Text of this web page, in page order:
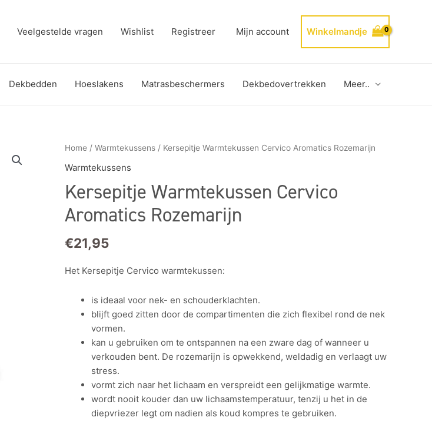
Veelgestelde vragen Wishlist Registreer Mijn account Winkelmandje
Dekbedden Hoeslakens Matrasbeschermers Dekbedovertrekken Meer..
Home / Warmtekussens / Kersepitje Warmtekussen Cervico Aromatics Rozemarijn
Warmtekussens
Kersepitje Warmtekussen Cervico
Aromatics Rozemarijn
€21,95
Het Kersepitje Cervico warmtekussen:
is ideaal voor nek- en schouderklachten.
blijft goed zitten door de compartimenten die zich flexibel rond de nek
vormen.
kan u gebruiken om te ontspannen na een zware dag of wanneer u
verkouden bent. De rozemarijn is opwekkend, weldadig en verlaagt uw
stress.
vormt zich naar het lichaam en verspreidt een gelijkmatige warmte.
wordt nooit kouder dan uw lichaamstemperatuur, tenzij u het in de
diepvriezer legt om nadien als koud kompres te gebruiken.
Kersepitje
Cervico
Aromatics
aantal